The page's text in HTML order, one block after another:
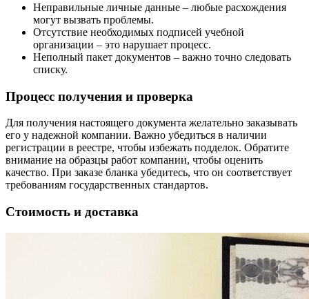
Неправильные личные данные – любые расхождения
могут вызвать проблемы.
Отсутствие необходимых подписей учебной
организации – это нарушает процесс.
Неполный пакет документов – важно точно следовать
списку.
Процесс получения и проверка
Для получения настоящего документа желательно заказывать
его у надежной компании. Важно убедиться в наличии
регистрации в реестре, чтобы избежать подделок. Обратите
внимание на образцы работ компании, чтобы оценить
качество. При заказе бланка убедитесь, что он соответствует
требованиям государственных стандартов.
Стоимость и доставка